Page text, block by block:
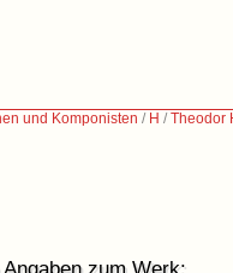
und Komponisten / H /Theodor
zum Werk: